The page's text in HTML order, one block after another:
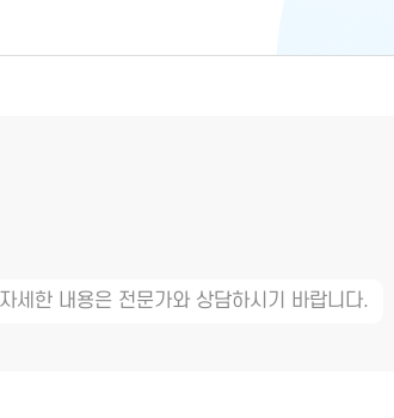
세한 내용은 전문가와 상담하시기 바랍니다.